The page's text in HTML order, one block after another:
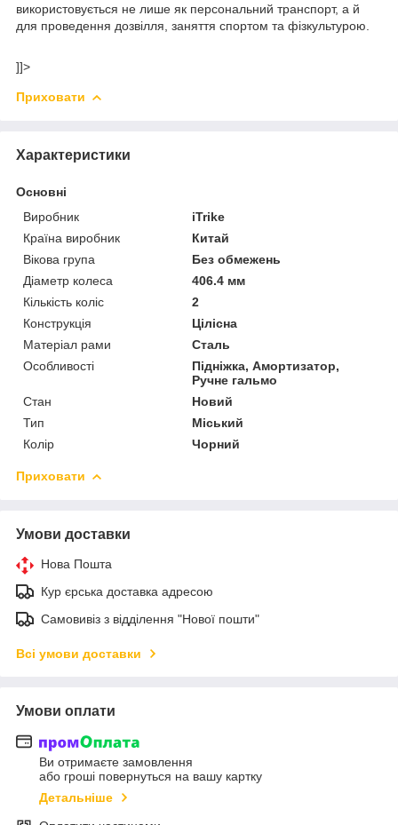
використовується не лише як персональний транспорт, а й
для проведення дозвілля, заняття спортом та фізкультурою.
]]>
Приховати
Характеристики
Основні
Виробник
iTrike
Країна виробник
Китай
Вікова група
Без обмежень
Діаметр колеса
406.4 мм
Кількість коліс
2
Конструкція
Цілісна
Матеріал рами
Сталь
Особливості
Підніжка, Амортизатор,
Ручне гальмо
Стан
Новий
Тип
Міський
Колір
Чорний
Приховати
Умови доставки
Нова Пошта
Кур єрська доставка адресою
Самовивіз з відділення "Нової пошти"
Всі умови доставки
Умови оплати
Ви отримаєте замовлення
або гроші повернуться на вашу картку
Детальніше